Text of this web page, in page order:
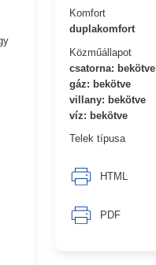
Komfort
duplakomfort
Közműállapot
csatorna: bekötve
gáz: bekötve
villany: bekötve
víz: bekötve
Telek típusa
HTML
PDF